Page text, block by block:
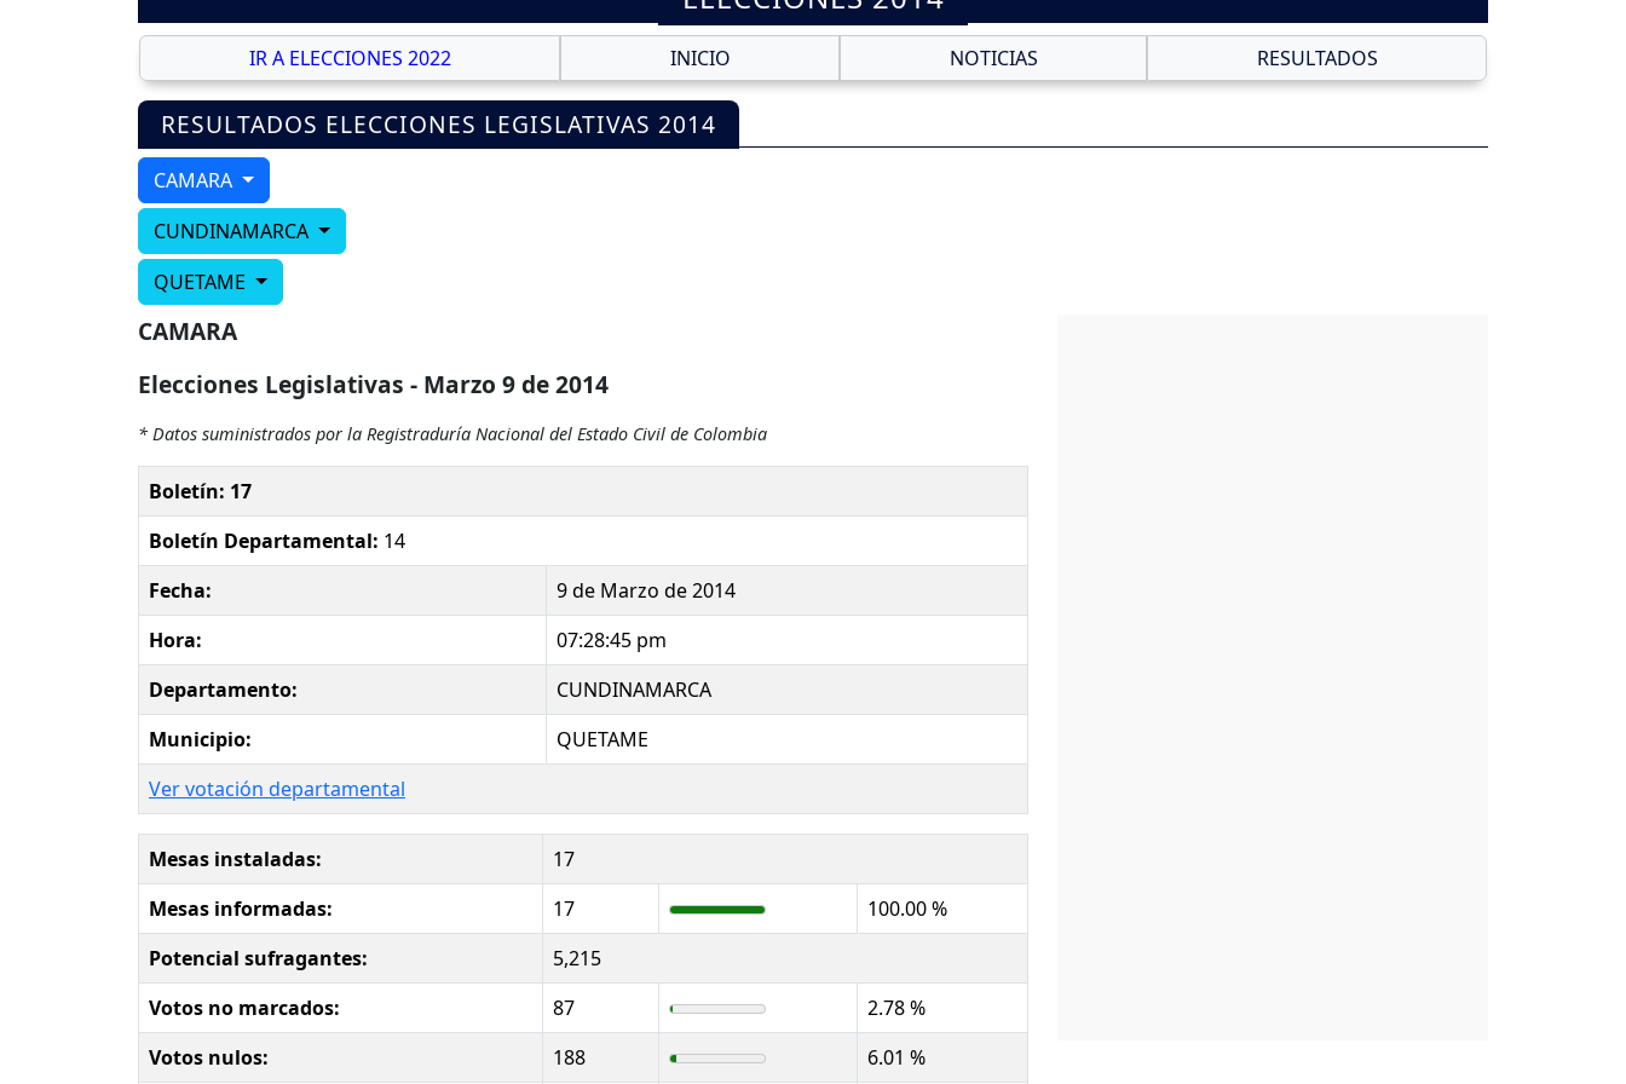
IR A ELECCIONES 2022 INICIO NOTICIAS RESULTADOS
RESULTADOS ELECCIONES LEGISLATIVAS 2014
CAMARA
CUNDINAMARCA
QUETAME
CAMARA
Elecciones Legislativas - Marzo 9 de 2014
* Datos suministrados por la Registraduría Nacional del Estado Civil de Colombia
Boletín: 17
Boletín Departamental: 14
Fecha:
9 de Marzo de 2014
Hora:
07:28:45 pm
Departamento:
CUNDINAMARCA
Municipio:
QUETAME
Ver votación departamental
Mesas instaladas:
17
Mesas informadas:
17
100.00 %
Potencial sufragantes:
5,215
Votos no marcados:
87
2.78 %
Votos nulos:
188 6.01 %